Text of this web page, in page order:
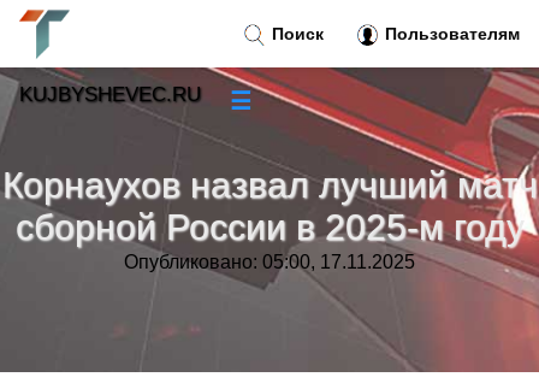
Корнаухов назвал лучший матч
сборной России в 2025‑м году
Опубликовано: 05:00, 17.11.2025
Поиск Пользователям
KUJBYSHEVEC.RU ☰
»
Тренды новостей»
»